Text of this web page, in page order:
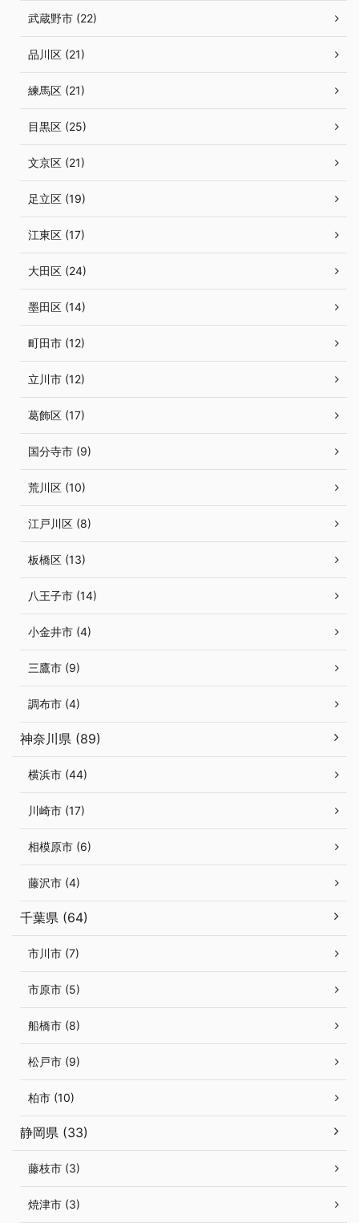
武蔵野市 (22)
品川区 (21)
練馬区 (21)
目黒区 (25)
文京区 (21)
足立区 (19)
江東区 (17)
大田区 (24)
墨田区 (14)
町田市 (12)
立川市 (12)
葛飾区 (17)
国分寺市 (9)
荒川区 (10)
江戸川区 (8)
板橋区 (13)
八王子市 (14)
小金井市 (4)
三鷹市 (9)
調布市 (4)
神奈川県 (89)
横浜市 (44)
川崎市 (17)
相模原市 (6)
藤沢市 (4)
千葉県 (64)
市川市 (7)
市原市 (5)
船橋市 (8)
松戸市 (9)
柏市 (10)
静岡県 (33)
藤枝市 (3)
焼津市 (3)